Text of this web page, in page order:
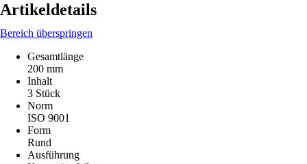
Artikeldetails
Bereich überspringen
Gesamtlänge
200 mm
Inhalt
3 Stück
Norm
ISO 9001
Form
Rund
Ausführung